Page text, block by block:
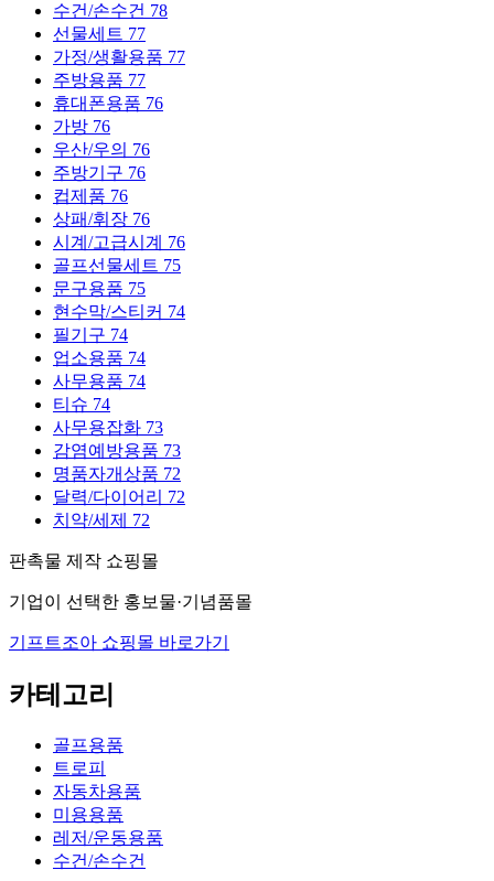
수건/손수건 78
선물세트 77
가정/생활용품 77
주방용품 77
휴대폰용품 76
가방 76
우산/우의 76
주방기구 76
컵제품 76
상패/휘장 76
시계/고급시계 76
골프선물세트 75
문구용품 75
현수막/스티커 74
필기구 74
업소용품 74
사무용품 74
티슈 74
사무용잡화 73
감염예방용품 73
명품자개상품 72
달력/다이어리 72
치약/세제 72
판촉물 제작 쇼핑몰
기업이 선택한 홍보물·기념품몰
기프트조아 쇼핑몰 바로가기
카테고리
골프용품
트로피
자동차용품
미용용품
레저/운동용품
수건/손수건